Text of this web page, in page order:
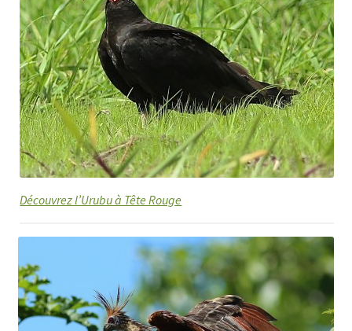
Découvrez l’Urubu à Tête Rouge